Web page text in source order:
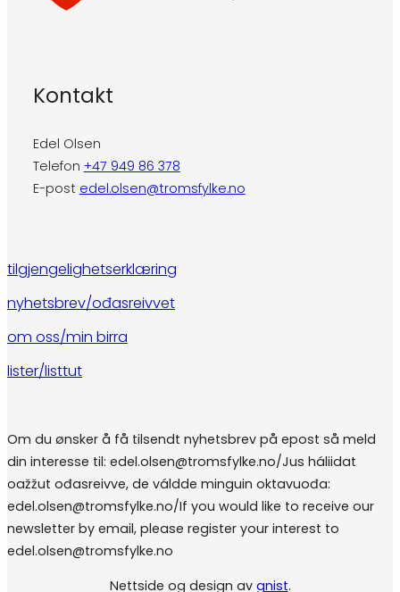
Kontakt
Edel Olsen
Telefon +47 949 86 378
E-post edel.olsen@tromsfylke.no
tilgjengelighetserklæring
nyhetsbrev/ođasreivvet
om oss/min birra
lister/listtut
Om du ønsker å få tilsendt nyhetsbrev på epost så meld
din interesse til: edel.olsen@tromsfylke.no/Jus háliidat
oažžut ođasreivve, de váldde minguin oktavuođa:
edel.olsen@tromsfylke.no/If you would like to receive our
newsletter by email, please register your interest to
edel.olsen@tromsfylke.no
Nettside og design av gnist.